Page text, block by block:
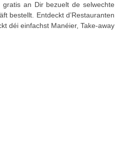
an Dir bezuelt de selwechte
bestellt. Entdeckt d’Restauranten
déi einfachst Manéier, Take-away